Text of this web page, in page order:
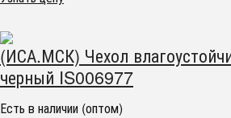
(ИСА.МСК) Чехол
черный IS006977
Есть в наличии (оптом)